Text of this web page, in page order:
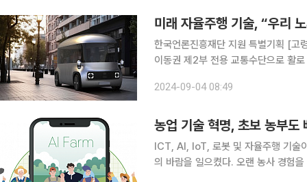
미래 자율주행 기술, “우리
한국언론진흥재단 지원 특별기획 [고
이동권 제2부 전용 교통수단으로 활
차를 그렸을지도 모른다. 당시엔 정말
2024-09-04 08:49
농업 기술 혁명, 초보 농부도
ICT, AI, IoT, 로봇 및 자율주행 기술
의 바람을 일으켰다. 오랜 농사 경험